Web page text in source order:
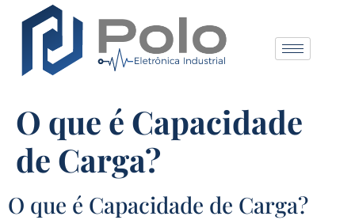
O que é Capacidade
de Carga?
O que é Capacidade de Carga?